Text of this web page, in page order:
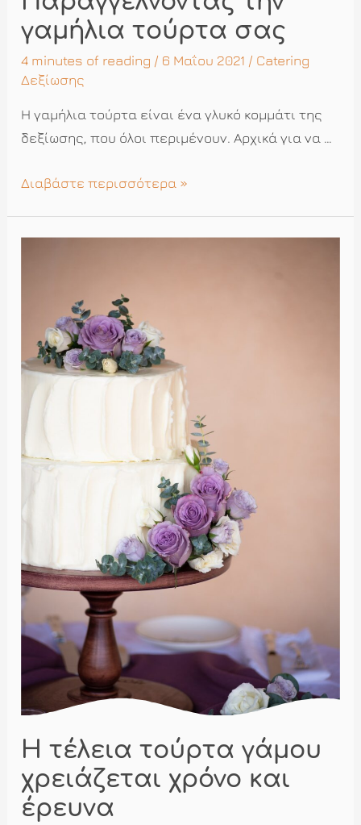
γαμήλια τούρτα σας
4 minutes of reading / 6 Μαΐου 2021 / Catering
Δεξίωσης
Η γαμήλια τούρτα είναι ένα γλυκό κομμάτι της
δεξίωσης, που όλοι περιμένουν. Αρχικά για να …
Παραγγέλνοντας
Διαβάστε περισσότερα »
Η τέλεια τούρτα γάμου
χρειάζεται χρόνο και
έρευνα